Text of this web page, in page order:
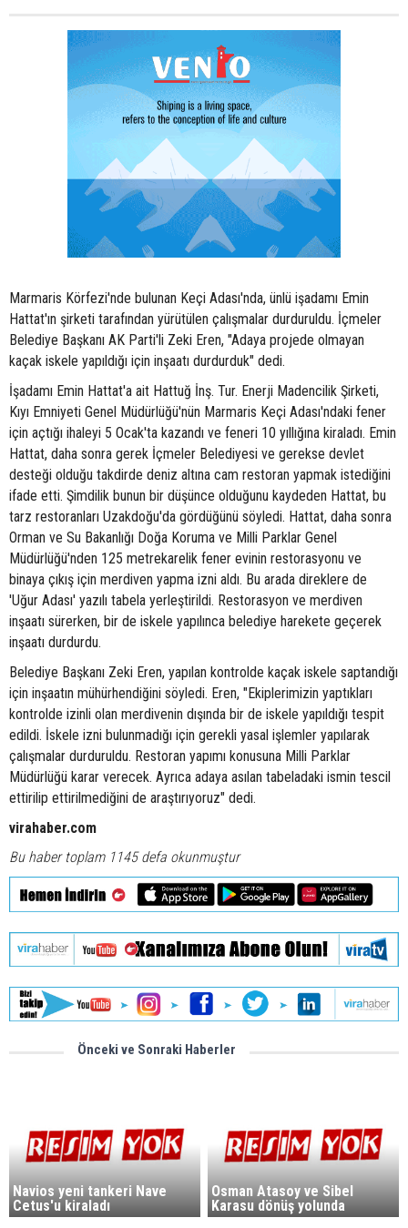
Marmaris Körfezi'nde bulunan Keçi Adası'nda, ünlü işadamı Emin
Hattat'ın şirketi tarafından yürütülen çalışmalar durduruldu. İçmeler
Belediye Başkanı AK Parti'li Zeki Eren, "Adaya projede olmayan
kaçak iskele yapıldığı için inşaatı durdurduk" dedi.
İşadamı Emin Hattat'a ait Hattuğ İnş. Tur. Enerji Madencilik Şirketi,
Kıyı Emniyeti Genel Müdürlüğü'nün Marmaris Keçi Adası'ndaki fener
için açtığı ihaleyi 5 Ocak'ta kazandı ve feneri 10 yıllığına kiraladı. Emin
Hattat, daha sonra gerek İçmeler Belediyesi ve gerekse devlet
desteği olduğu takdirde deniz altına cam restoran yapmak istediğini
ifade etti. Şimdilik bunun bir düşünce olduğunu kaydeden Hattat, bu
tarz restoranları Uzakdoğu'da gördüğünü söyledi. Hattat, daha sonra
Orman ve Su Bakanlığı Doğa Koruma ve Milli Parklar Genel
Müdürlüğü'nden 125 metrekarelik fener evinin restorasyonu ve
binaya çıkış için merdiven yapma izni aldı. Bu arada direklere de
'Uğur Adası' yazılı tabela yerleştirildi. Restorasyon ve merdiven
inşaatı sürerken, bir de iskele yapılınca belediye harekete geçerek
inşaatı durdurdu.
Belediye Başkanı Zeki Eren, yapılan kontrolde kaçak iskele saptandığı
için inşaatın mühürhendiğini söyledi. Eren, "Ekiplerimizin yaptıkları
kontrolde izinli olan merdivenin dışında bir de iskele yapıldığı tespit
edildi. İskele izni bulunmadığı için gerekli yasal işlemler yapılarak
çalışmalar durduruldu. Restoran yapımı konusuna Milli Parklar
Müdürlüğü karar verecek. Ayrıca adaya asılan tabeladaki ismin tescil
ettirilip ettirilmediğini de araştırıyoruz" dedi.
virahaber.com
Bu haber toplam 1145 defa okunmuştur
Önceki ve Sonraki Haberler
Navios yeni tankeri Nave
Cetus'u kiraladı
Osman Atasoy ve Sibel
Karasu dönüş yolunda